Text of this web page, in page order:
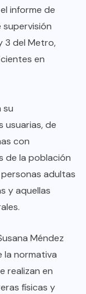
informe de
3 del Metro,
en
su
usuarias, de
con
de la población
adultas
y aquellas
Méndez
la normativa
realizan en
físicas y